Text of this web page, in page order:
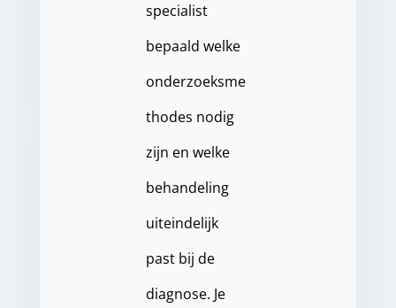
specialist
bepaald welke
onderzoeksme
thodes nodig
zijn en welke
behandeling
uiteindelijk
past bij de
diagnose. Je